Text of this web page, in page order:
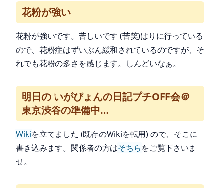
花粉が強い
花粉が強いです。苦しいです (苦笑)はりに行っている
ので、花粉症はずいぶん緩和されているのですが、そ
れでも花粉の多さを感じます。しんどいなぁ。
明日の いがぴょんの日記プチOFF会＠
東京渋谷の準備中…
Wikiを立てました (既存のWikiを転用) ので、そこに
書き込みます。関係者の方はそちらをご覧下さいま
せ。